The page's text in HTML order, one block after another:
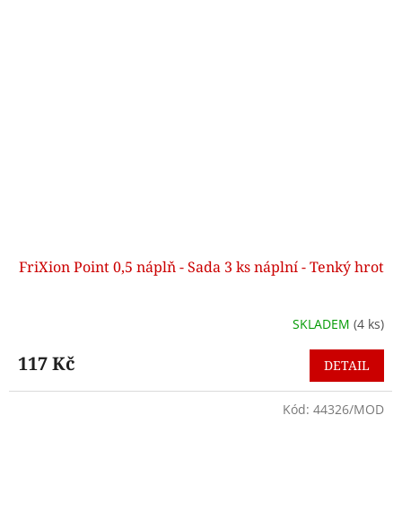
FriXion Point 0,5 náplň - Sada 3 ks náplní - Tenký hrot
SKLADEM (4 ks)
117 Kč DETAIL
Kód: 44326/MOD